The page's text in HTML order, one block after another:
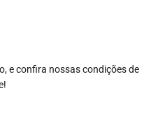
e confira nossas condições de